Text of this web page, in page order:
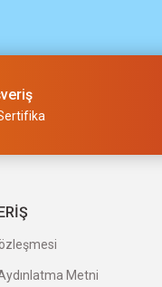
Aydınlatma Metni